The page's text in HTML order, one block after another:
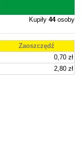
Kupiły 44osoby
Zaoszczędź
0,70 zł
2,80 zł